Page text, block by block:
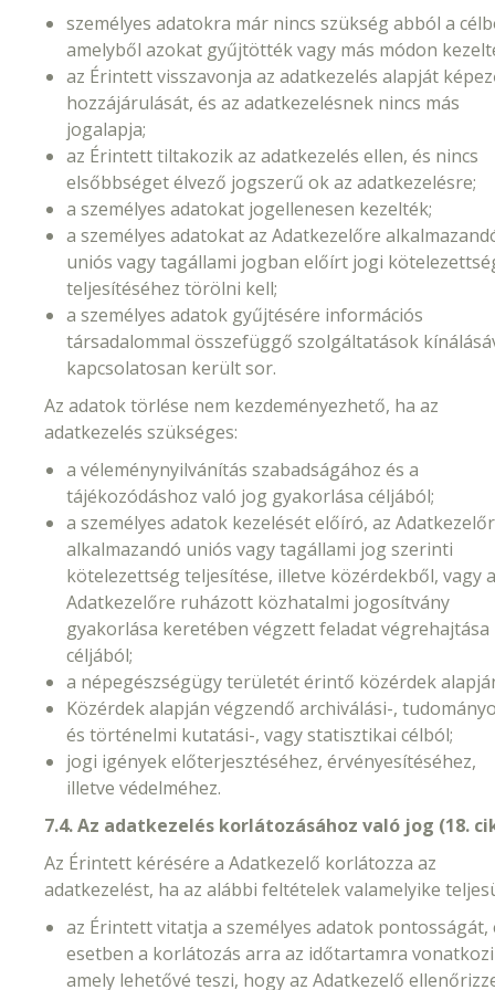
személyes adatokra már nincs szükség abból a
amelyből azokat gyűjtötték vagy más módon
az Érintett visszavonja az adatkezelés alapját
hozzájárulását, és az adatkezelésnek nincs más
jogalapja;
az Érintett tiltakozik az adatkezelés ellen, és nincs
elsőbbséget élvező jogszerű ok az adatkezelésre;
a személyes adatokat jogellenesen kezelték;
a személyes adatokat az Adatkezelőre
uniós vagy tagállami jogban előírt jogi
teljesítéséhez törölni kell;
a személyes adatok gyűjtésére információs
társadalommal összefüggő szolgáltatások
kapcsolatosan került sor.
Az adatok törlése nem kezdeményezhető, ha az
adatkezelés szükséges:
a véleménynyilvánítás szabadságához és a
tájékozódáshoz való jog gyakorlása céljából;
a személyes adatok kezelését előíró, az
alkalmazandó uniós vagy tagállami jog szerinti
kötelezettség teljesítése, illetve közérdekből, vagy
Adatkezelőre ruházott közhatalmi jogosítvány
gyakorlása keretében végzett feladat végrehajtása
céljából;
a népegészségügy területét érintő közérdek
Közérdek alapján végzendő archiválási-,
és történelmi kutatási-, vagy statisztikai célból;
jogi igények előterjesztéséhez, érvényesítéséhez,
illetve védelméhez.
7.4. Az adatkezelés korlátozásához való jog (18.
Az Érintett kérésére a Adatkezelő korlátozza az
adatkezelést, ha az alábbi feltételek valamelyike
az Érintett vitatja a személyes adatok pontosságát,
esetben a korlátozás arra az időtartamra
amely lehetővé teszi, hogy az Adatkezelő